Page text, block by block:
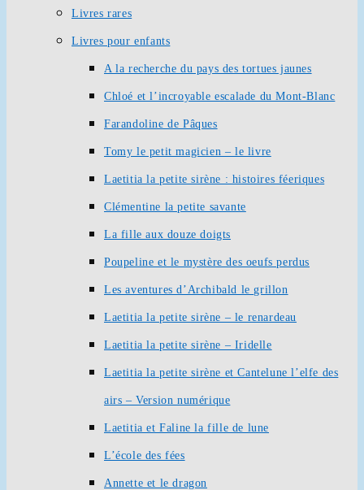
Livres rares
Livres pour enfants
A la recherche du pays des tortues jaunes
Chloé et l’incroyable escalade du Mont-Blanc
Farandoline de Pâques
Tomy le petit magicien – le livre
Laetitia la petite sirène : histoires féeriques
Clémentine la petite savante
La fille aux douze doigts
Poupeline et le mystère des oeufs perdus
Les aventures d’Archibald le grillon
Laetitia la petite sirène – le renardeau
Laetitia la petite sirène – Iridelle
Laetitia la petite sirène et Cantelune l’elfe des
airs – Version numérique
Laetitia et Faline la fille de lune
L’école des fées
Annette et le dragon